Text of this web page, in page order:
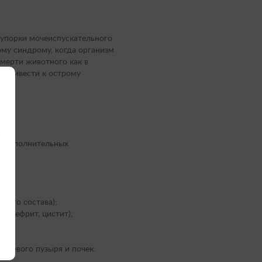
мочеиспускательного
синдрому, когда организм
животного как в
привести к острому
дополнительных
состава);
цистит);
пузыря и почек.